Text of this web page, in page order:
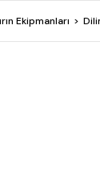
Ekipmanları